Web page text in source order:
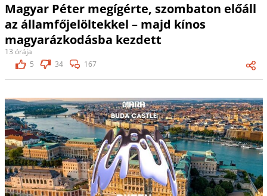
Magyar Péter megígérte, szombaton előáll
az államfőjelöltekkel – majd kínos
magyarázkodásba kezdett
13 órája
5
34 167